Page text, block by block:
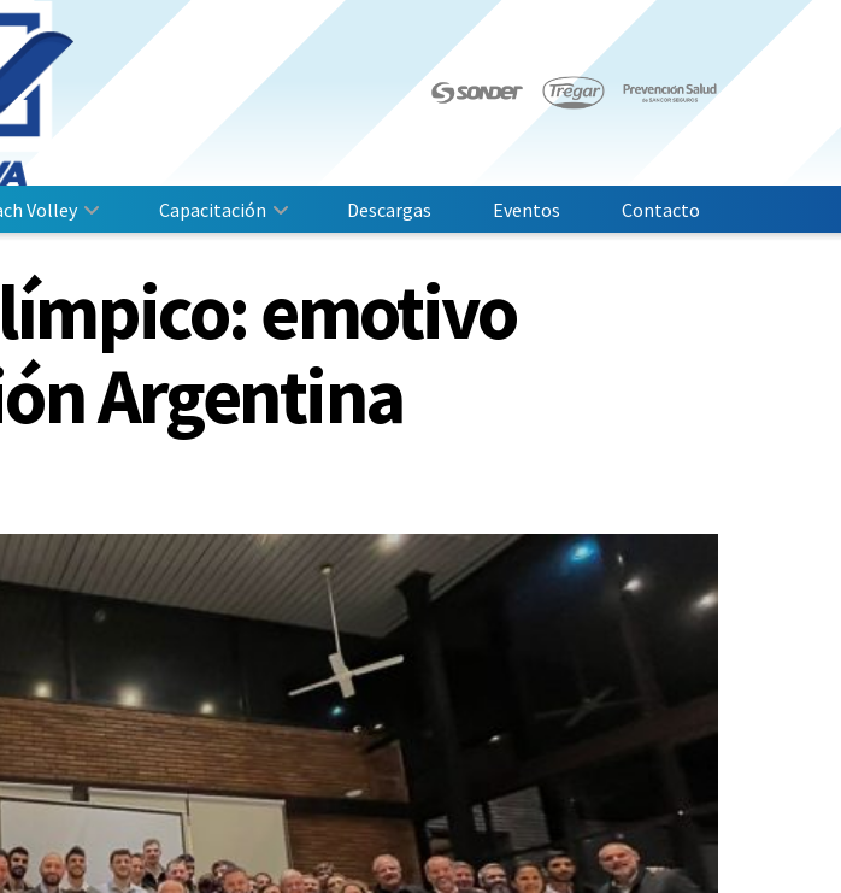
Volley Capacitación Descargas Eventos Contacto
emotivo
Argentina